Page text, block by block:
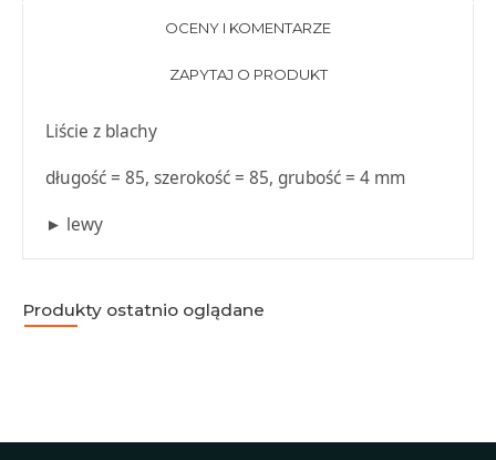
OCENY I KOMENTARZE
ZAPYTAJ O PRODUKT
Liście z blachy
długość = 85, szerokość = 85, grubość = 4 mm
► lewy
Produkty ostatnio oglądane